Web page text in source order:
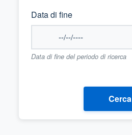
Data di fine
Data di fine del periodo di ricerca
Cerca